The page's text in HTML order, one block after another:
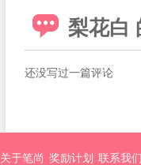
梨花白
还没写过一篇评论
关于笔尚 奖励计划 联系我们